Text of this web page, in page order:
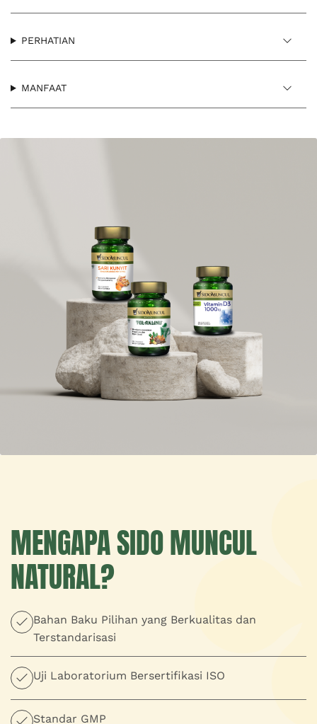
PERHATIAN
MANFAAT
MENGAPA SIDO MUNCUL
NATURAL?
Bahan Baku Pilihan yang Berkualitas dan
Terstandarisasi
Uji Laboratorium Bersertifikasi ISO
Standar GMP